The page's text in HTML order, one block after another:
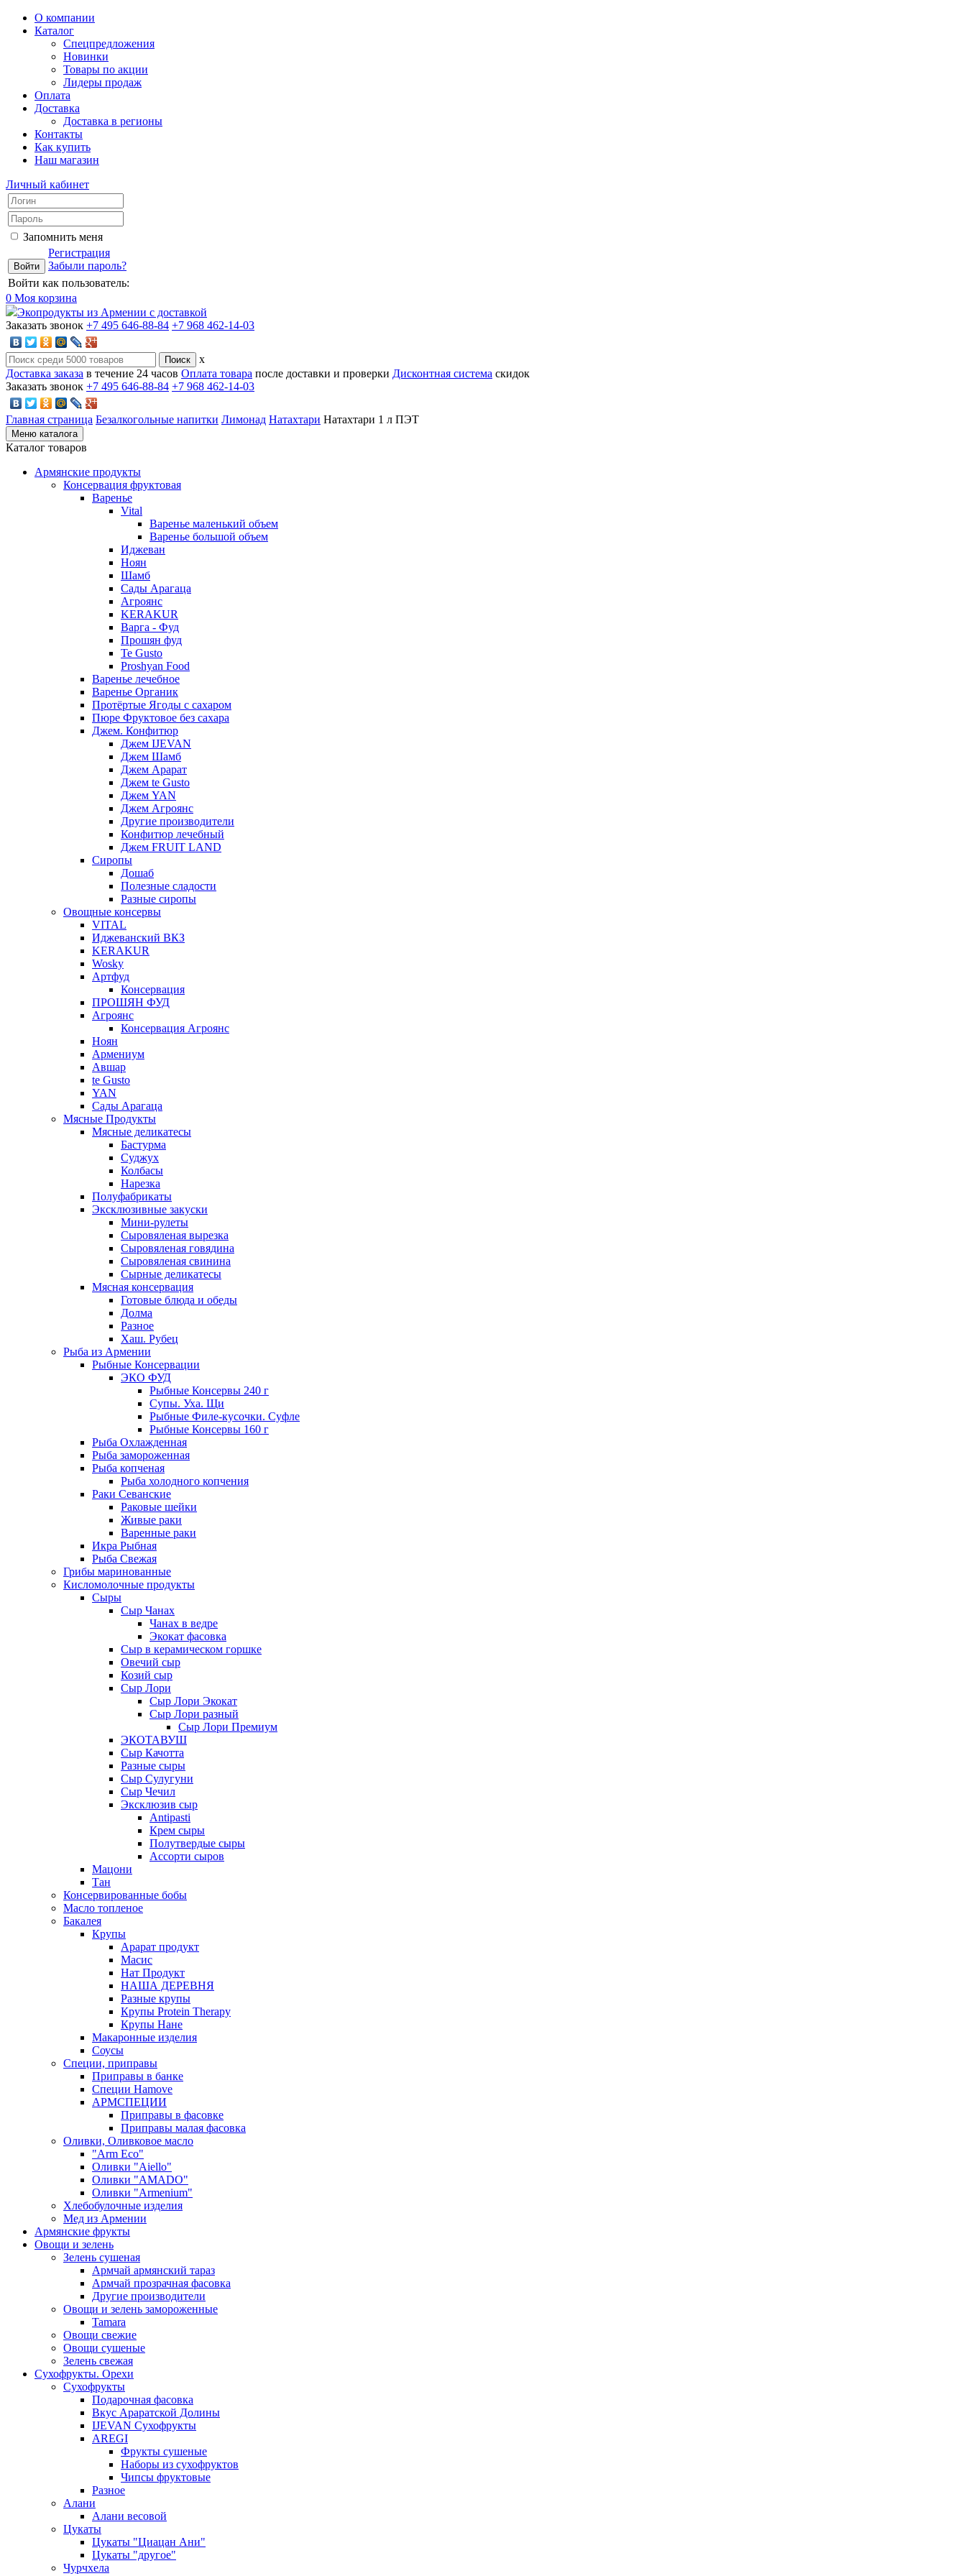
О компании
Каталог
Спецпредложения
Новинки
Товары по акции
Лидеры продаж
Оплата
Доставка
Доставка в регионы
Контакты
Как купить
Наш магазин
Личный кабинет
Запомнить меня
Регистрация
Забыли пароль?
Войти как пользователь:
0 Моя корзина
Экопродукты из Армении с доставкой
Заказать звонок +7 495 646-88-84 +7 968 462-14-03
x
Доставка заказа в течение 24 часов Оплата товара после доставки и проверки Дисконтная система скидок
Заказать звонок +7 495 646-88-84 +7 968 462-14-03
Главная страница Безалкогольные напитки Лимонад Натахтари Натахтари 1 л ПЭТ
Меню каталога
Каталог товаров
Армянские продукты
Консервация фруктовая
Варенье
Vital
Варенье маленький объем
Варенье большой объем
Иджеван
Ноян
Шамб
Сады Арагаца
Агроянс
KERAKUR
Варга - Фуд
Прошян фуд
Te Gusto
Proshyan Food
Варенье лечебное
Варенье Органик
Протёртые Ягоды с сахаром
Пюре Фруктовое без сахара
Джем. Конфитюр
Джем IJEVAN
Джем Шамб
Джем Арарат
Джем te Gusto
Джем YAN
Джем Агроянс
Другие производители
Конфитюр лечебный
Джем FRUIT LAND
Сиропы
Дошаб
Полезные сладости
Разные сиропы
Овощные консервы
VITAL
Иджеванский ВКЗ
KERAKUR
Wosky
Артфуд
Консервация
ПРОШЯН ФУД
Агроянс
Консервация Агроянс
Ноян
Армениум
Авшар
te Gusto
YAN
Сады Арагаца
Мясные Продукты
Мясные деликатесы
Бастурма
Суджух
Колбасы
Нарезка
Полуфабрикаты
Эксклюзивные закуски
Мини-рулеты
Сыровяленая вырезка
Сыровяленая говядина
Сыровяленая свинина
Сырные деликатесы
Мясная консервация
Готовые блюда и обеды
Долма
Разное
Хаш. Рубец
Рыба из Армении
Рыбные Консервации
ЭКО ФУД
Рыбные Консервы 240 г
Супы. Уха. Щи
Рыбные Филе-кусочки. Суфле
Рыбные Консервы 160 г
Рыба Охлажденная
Рыба замороженная
Рыба копченая
Рыба холодного копчения
Раки Севанские
Раковые шейки
Живые раки
Варенные раки
Икра Рыбная
Рыба Свежая
Грибы маринованные
Кисломолочные продукты
Сыры
Сыр Чанах
Чанах в ведре
Экокат фасовка
Сыр в керамическом горшке
Овечий сыр
Козий сыр
Сыр Лори
Сыр Лори Экокат
Сыр Лори разный
Сыр Лори Премиум
ЭКОТАВУШ
Сыр Качотта
Разные сыры
Сыр Сулугуни
Сыр Чечил
Эксклюзив сыр
Antipasti
Крем сыры
Полутвердые сыры
Ассорти сыров
Мацони
Тан
Консервированные бобы
Масло топленое
Бакалея
Крупы
Арарат продукт
Масис
Нат Продукт
НАША ДЕРЕВНЯ
Разные крупы
Крупы Protein Therapy
Крупы Нане
Макаронные изделия
Соусы
Специи, приправы
Приправы в банке
Специи Hamove
АРМСПЕЦИИ
Приправы в фасовке
Приправы малая фасовка
Оливки, Оливковое масло
"Arm Eco"
Оливки "Aiello"
Оливки "AMADO"
Оливки "Armenium"
Хлебобулочные изделия
Мед из Армении
Армянские фрукты
Овощи и зелень
Зелень сушеная
Армчай армянский тараз
Армчай прозрачная фасовка
Другие производители
Овощи и зелень замороженные
Tamara
Овощи свежие
Овощи сушеные
Зелень свежая
Сухофрукты. Орехи
Сухофрукты
Подарочная фасовка
Вкус Араратской Долины
IJEVAN Сухофрукты
AREGI
Фрукты сушеные
Наборы из сухофруктов
Чипсы фруктовые
Разное
Алани
Алани весовой
Цукаты
Цукаты "Циацан Ани"
Цукаты "другое"
Чурчхела